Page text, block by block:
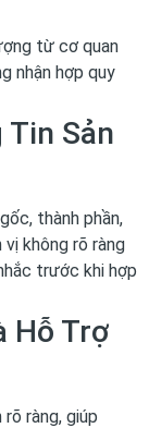
từ cơ quan
nhận hợp quy
Tin Sản
thành phần,
không rõ ràng
trước khi hợp
Hỗ Trợ
ràng, giúp